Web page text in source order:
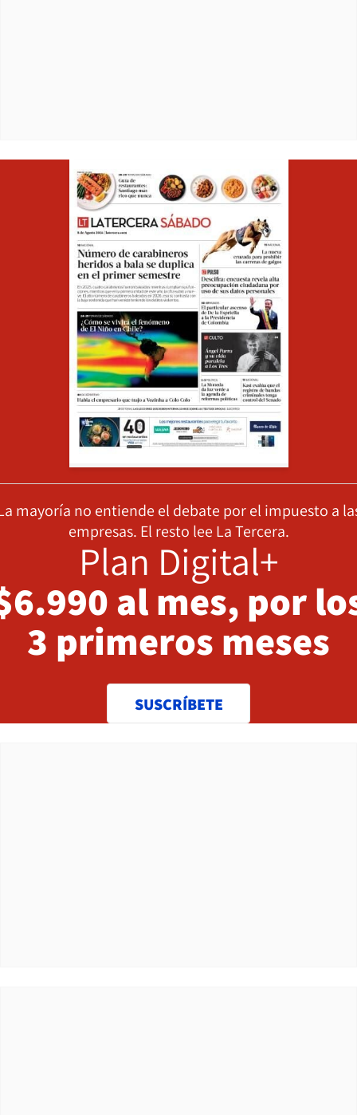
mayoría no entiende el debate por el impuesto a
empresas. El resto lee La Tercera.
Plan Digital+
al mes, por
3 primeros meses
SUSCRÍBETE